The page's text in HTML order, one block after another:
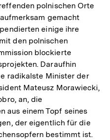
polnischen Orte
gemacht
einige ihre
den polnischen
blockierte
Daraufhin
radikalste Minister der
Mateusz Morawiecki,
an, die
aus einem Topf seines
der eigentlich für die
bestimmt ist.